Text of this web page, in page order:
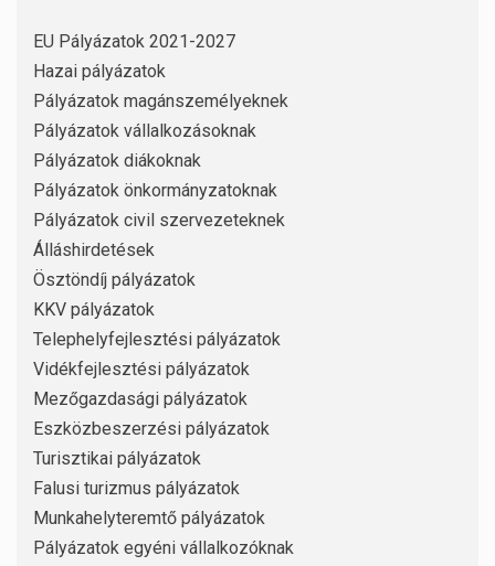
EU Pályázatok 2021-2027
Hazai pályázatok
Pályázatok magánszemélyeknek
Pályázatok vállalkozásoknak
Pályázatok diákoknak
Pályázatok önkormányzatoknak
Pályázatok civil szervezeteknek
Álláshirdetések
Ösztöndíj pályázatok
KKV pályázatok
Telephelyfejlesztési pályázatok
Vidékfejlesztési pályázatok
Mezőgazdasági pályázatok
Eszközbeszerzési pályázatok
Turisztikai pályázatok
Falusi turizmus pályázatok
Munkahelyteremtő pályázatok
Pályázatok egyéni vállalkozóknak